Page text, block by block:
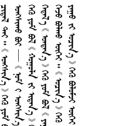
                                      